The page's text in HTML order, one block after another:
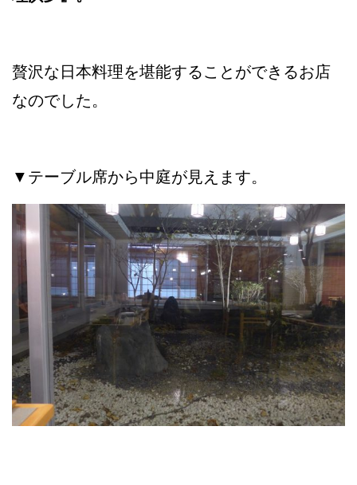
贅沢な日本料理を堪能することができるお店
なのでした。
▼テーブル席から中庭が見えます。